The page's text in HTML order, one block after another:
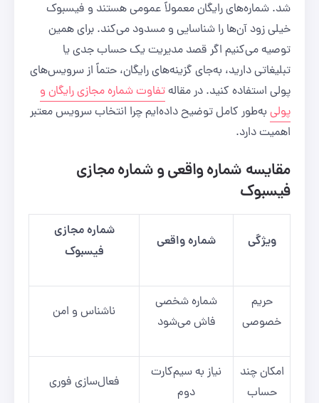
شد. شماره‌های رایگان معمولاً عمومی هستند و فیسبوک
خیلی زود آن‌ها را شناسایی و مسدود می‌کند. برای همین
توصیه می‌کنیم اگر قصد مدیریت یک حساب جدی یا
تبلیغاتی دارید، به‌جای گزینه‌های رایگان، حتماً از سرویس‌های
پولی استفاده کنید. در مقالهتفاوت شماره مجازی رایگان و
پولیبه‌طور کامل توضیح داده‌ایم چرا انتخاب سرویس معتبر
اهمیت دارد.
مقایسه شماره واقعی و شماره مجازی
فیسبوک
ویژگی شماره واقعی
شماره مجازی
فیسبوک
حریم
خصوصی
شماره شخصی
فاش می‌شود
ناشناس و امن
امکان چند
حساب
نیاز به سیم‌کارت
دوم
فعال‌سازی فوری